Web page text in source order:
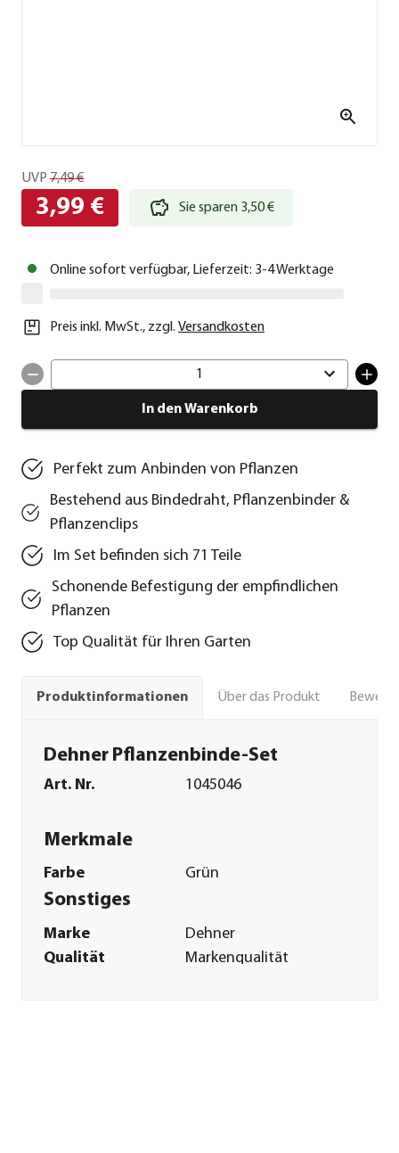
UVP 7,49 €
3,99 € Sie sparen 3,50 €
Online sofort verfügbar, Lieferzeit: 3-4 Werktage
Preis inkl. MwSt., zzgl. Versandkosten
1
In den Warenkorb
Perfekt zum Anbinden von Pflanzen
Bestehend aus Bindedraht, Pflanzenbinder &
Pflanzenclips
Im Set befinden sich 71 Teile
Schonende Befestigung der empfindlichen
Pflanzen
Top Qualität für Ihren Garten
Produktinformationen Über das Produkt
Dehner Pflanzenbinde-Set
Art. Nr. 1045046
Merkmale
Farbe Grün
Sonstiges
Marke
Dehner
Qualität
Markenqualität